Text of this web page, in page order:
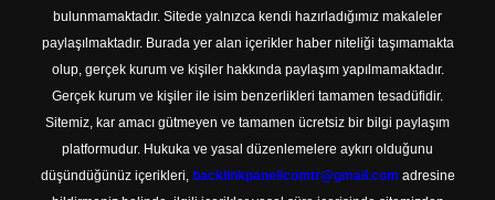
bulunmamaktadır. Sitede yalnızca kendi hazırladığımız makaleler
paylaşılmaktadır. Burada yer alan içerikler haber niteliği taşımamakta
olup, gerçek kurum ve kişiler hakkında paylaşım yapılmamaktadır.
Gerçek kurum ve kişiler ile isim benzerlikleri tamamen tesadüfidir.
Sitemiz, kar amacı gütmeyen ve tamamen ücretsiz bir bilgi paylaşım
platformudur. Hukuka ve yasal düzenlemelere aykırı olduğunu
düşündüğünüz içerikleri, backlinkpanelicomtr@gmail.com adresine